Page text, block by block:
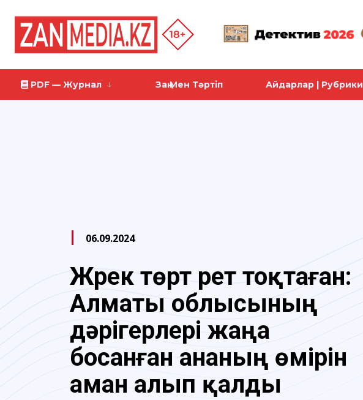
PDF — Журнал Заң Мен Тәртіп Айдарлар | Рубрики
06.09.2024
Жүрек төрт рет тоқтаған:
Алматы облысының
дәрігерлері жаңа
босанған ананың өмірін
аман алып қалды